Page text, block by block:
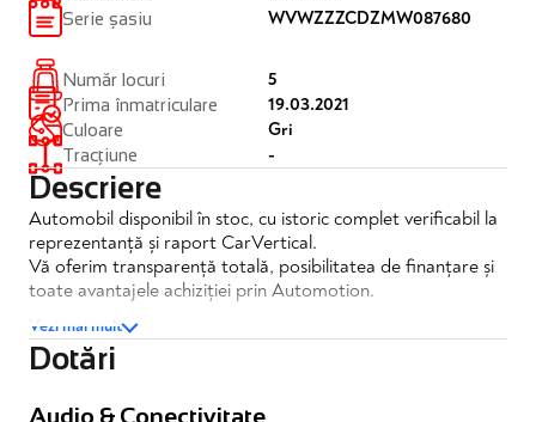
Serie șasiu
WVWZZZCDZMW087680
Număr locuri
Prima înmatriculare
Culoare
Tracțiune
5
19.03.2021
Gri
-
Descriere
Automobil disponibil în stoc, cu istoric complet verificabil la
reprezentanță și raport CarVertical.
Vă oferim transparență totală, posibilitatea de finanțare și
toate avantajele achiziției prin Automotion.
Volkswagen Golf 2.0 TDI 150HP DSG Style
✔️TVA deductibil
Vezi mai mult
Dotări
Audio & Conectivitate